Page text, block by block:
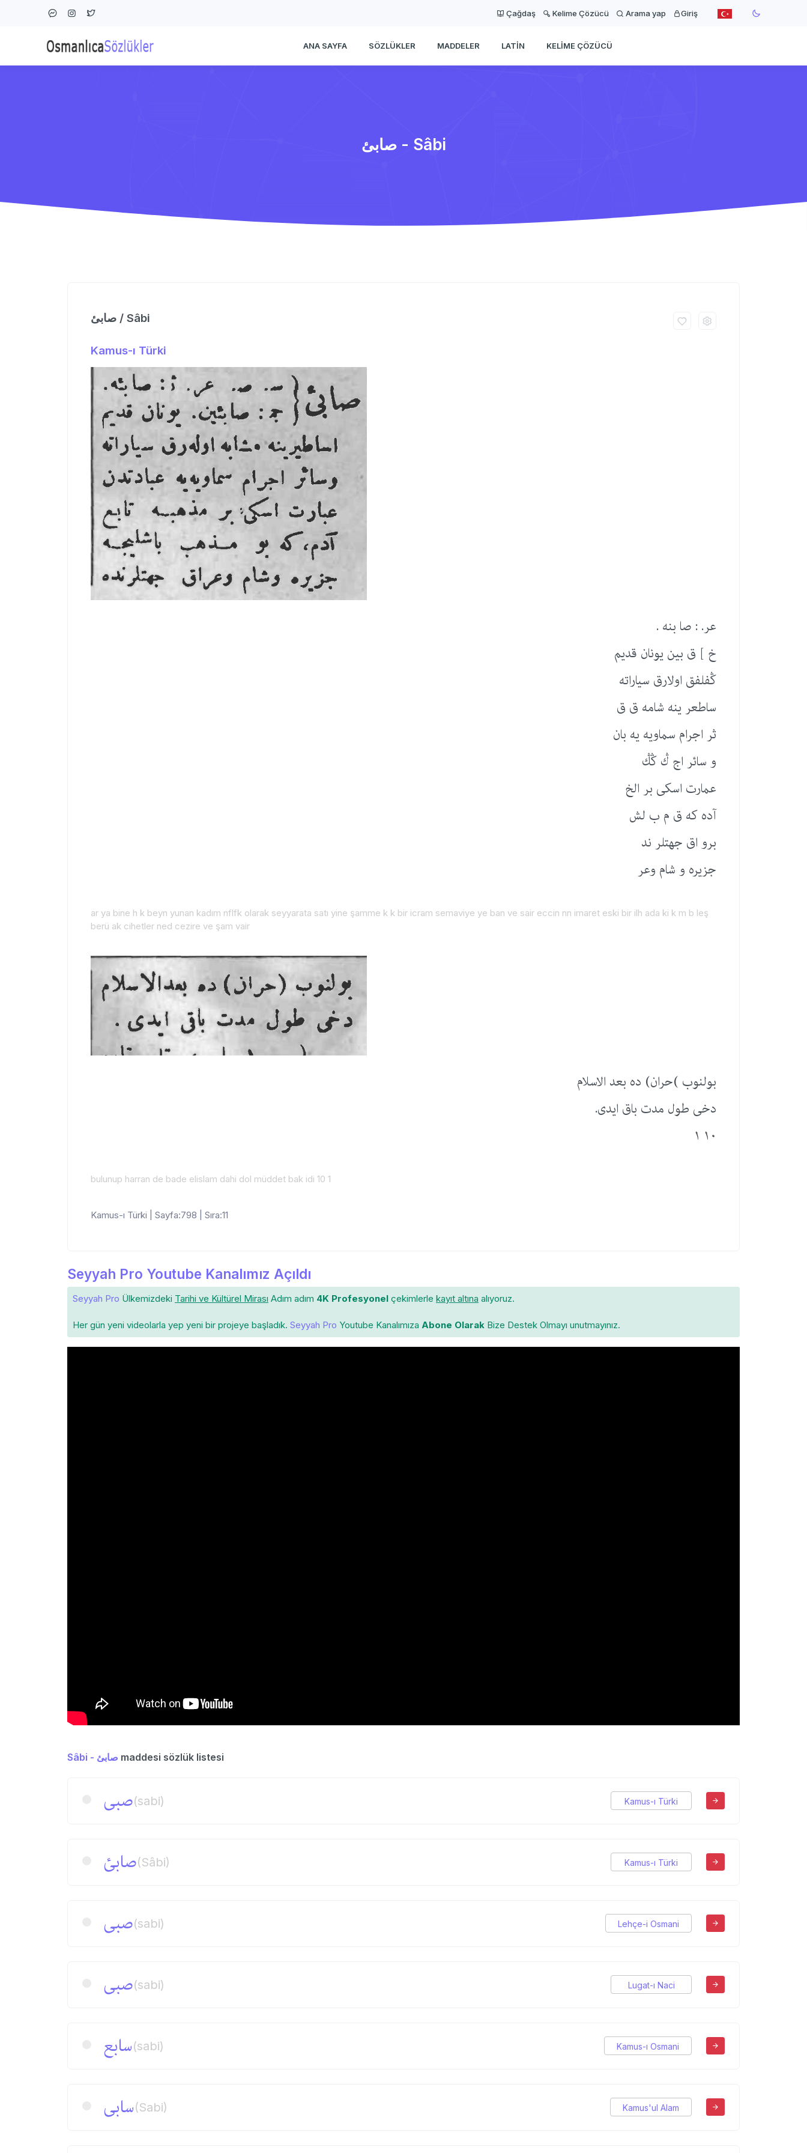
Çağdaş Kelime Çözücü Arama yap Giriş
ANA SAYFA SÖZLÜKLER MADDELER LATIN KELIME ÇÖZÜCÜ
صابئ - Sâbi
صابئ / Sâbi
Kamus-ı Türki
عر. : صا بنه .
خ ] ق بین یونان قدیم
ڭفلفق اولارق سیاراته
ساطعر ینه شامه ق ق
ثر اجرام سماویه یه بان
و سائر اج ڭ ڭڭ
عمارت اسكی بر الخ
آده كه ق م ب لش
برو اق جهتلر ند
جزیره و شام وعر
ar ya bine h k beyn yunan kadım nflfk olarak seyyarata satı yine şamme k k bir icram semaviye ye ban ve sair eccin nn imaret eski bir ilh ada ki k m b leş
berü ak cihetler ned cezire ve şam vair
بولنوب )حران) ده بعد الاسلام
دخی طول مدت باق ایدی.
١٠ ١
bulunup harran de bade elislam dahi dol müddet bak idi 10 1
Kamus-ı Türki | Sayfa:798 | Sıra:11
Seyyah Pro Youtube Kanalımız Açıldı
Seyyah Pro Ülkemizdeki Tarihi ve Kültürel Mirası Adım adım 4K Profesyonel çekimlerle kayıt altına alıyoruz.
Her gün yeni videolarla yep yeni bir projeye başladık. Seyyah Pro Youtube Kanalımıza Abone Olarak Bize Destek Olmayı unutmayınız.
Sâbi - صابئ maddesi sözlük listesi
صبی(sabi) Kamus-ı Türki
صابئ(Sâbi) Kamus-ı Türki
صبی(sabi) Lehçe-i Osmani
صبی(sabi) Lugat-ı Naci
سابع(sabi) Kamus-ı Osmani
سابی(Sabi) Kamus'ul Alam